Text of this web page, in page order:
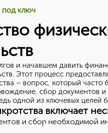
под ключ
и начавшем давить
Этот процесс
– вопрос, который
сбор документов и
одной из ключевых целей
включает
и сбор необходимой